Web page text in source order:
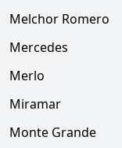
Melchor Romero
Mercedes
Merlo
Miramar
Monte Grande